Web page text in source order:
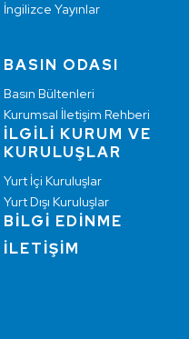
İngilizce Yayınlar
BASIN ODASI
Basın Bültenleri
Kurumsal İletişim Rehberi
İLGİLİ KURUM VE
KURULUŞLAR
Yurt İçi Kuruluşlar
Yurt Dışı Kuruluşlar
BİLGİ EDİNME
İLETİŞİM